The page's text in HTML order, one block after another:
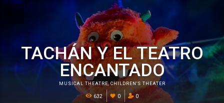
TACHÁN Y EL TEATRO
ENCANTADO
MUSICAL THEATRE,CHILDREN'S THEATER
632 0 0